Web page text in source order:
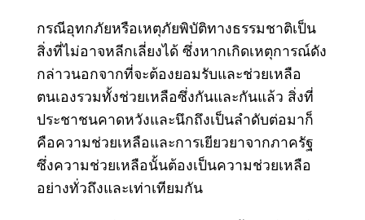
กรณีอุทกภัยหรือเหตุภัยพิบัติทางธรรมชาติเป็น
สิ่งที่ไม่อาจหลีกเลี่ยงได้ ซึ่งหากเกิดเหตุการณ์ดัง
กล่าวนอกจากที่จะต้องยอมรับและช่วยเหลือ
ตนเองรวมทั้งช่วยเหลือซึ่งกันและกันแล้ว สิ่งที่
ประชาชนคาดหวังและนึกถึงเป็นลำดับต่อมาก็
คือความช่วยเหลือและการเยียวยาจากภาครัฐ
ซึ่งความช่วยเหลือนั้นต้องเป็นความช่วยเหลือ
อย่างทั่วถึงและเท่าเทียมกัน